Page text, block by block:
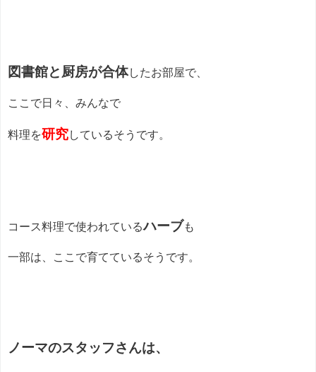
図書館と厨房が合体したお部屋で、
ここで日々、みんなで
料理を研究しているそうです。
コース料理で使われているハーブも
一部は、ここで育てているそうです。
ノーマのスタッフさんは、